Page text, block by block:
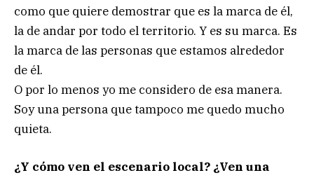
como que quiere demostrar que es la marca de él,
la de andar por todo el territorio. Y es su marca. Es
la marca de las personas que estamos alrededor
de él.
O por lo menos yo me considero de esa manera.
Soy una persona que tampoco me quedo mucho
quieta.
¿Y cómo ven el escenario local? ¿Ven una